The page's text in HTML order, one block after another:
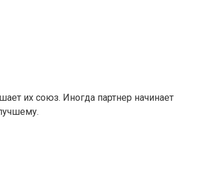
их союз. Иногда партнер начинает